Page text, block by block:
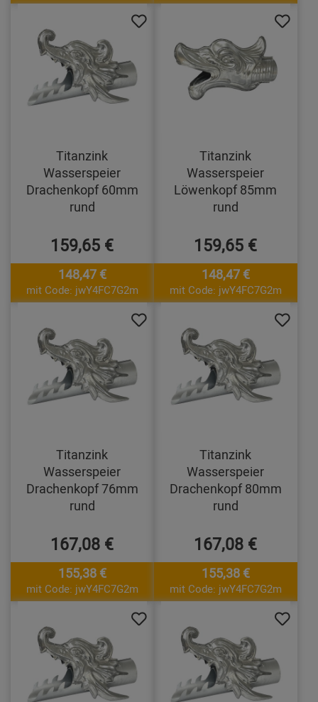
Titanzink
Wasserspeier
Drachenkopf 60mm
rund
159,65 €
148,47 €
mit Code: jwY4FC7G2m
Titanzink
Wasserspeier
Löwenkopf 85mm
rund
159,65 €
148,47 €
mit Code: jwY4FC7G2m
Titanzink
Wasserspeier
Drachenkopf 76mm
rund
167,08 €
155,38 €
mit Code: jwY4FC7G2m
Titanzink
Wasserspeier
Drachenkopf 80mm
rund
167,08 €
155,38 €
mit Code: jwY4FC7G2m